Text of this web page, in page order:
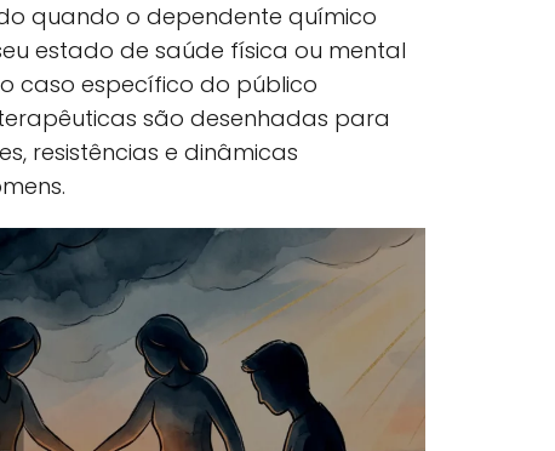
quando o dependente químico
estado de saúde física ou mental
caso específico do público
são desenhadas para
resistências e dinâmicas